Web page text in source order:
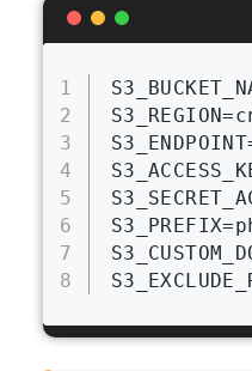
1
2
3
4
5
6
7
8